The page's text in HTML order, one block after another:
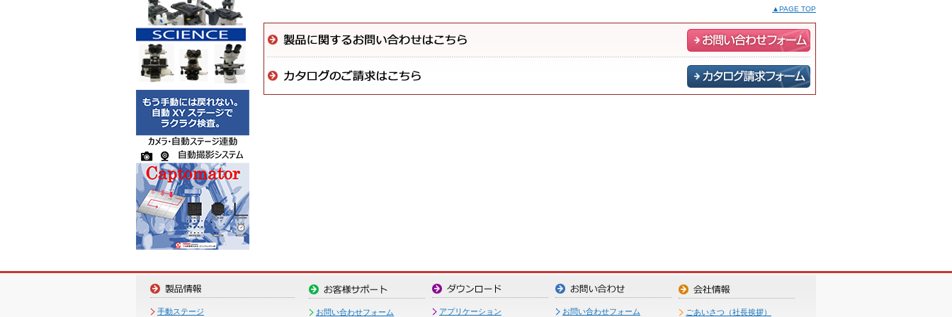
▲PAGE TOP
手動ステージ お問い合わせフォーム アプリケーション お問い合わせフォーム ごあいさつ（社長挨拶）